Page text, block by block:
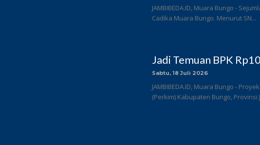
JAMBIBEDA.ID, Muara Bungo -
Cadika Muara Bungo. Menurut SN...
Jadi Temuan BPK
Sabtu, 18 Juli 2026
JAMBIBEDA.ID, Muara Bungo -
(Perkim) Kabupaten Bungo, Provinsi